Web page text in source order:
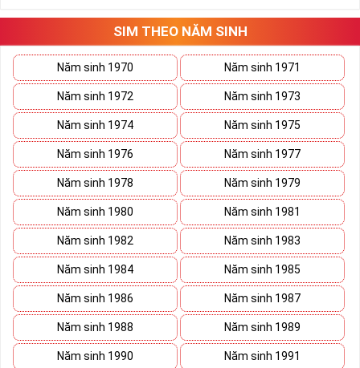
tứ 2 cùng xuất hiện trong một dãy số sim càng giúp cho ý nghĩa
sim tứ quýtăng lên gấp bội. Sở hữu sim Tứ Quý 2 giúp khích lệ tinh
thần người sở hữu là không sợ bất cứ điều gì mà hãy cứ làm thì
mọi điều tốt đẹp và may mắn ắt sẽ đến.
Lợi ích sim Tứ Quý 2 mang lại là gì?
SIM THEO NĂM SINH
Năm sinh 1970 Năm sinh 1971
Năm sinh 1972 Năm sinh 1973
Năm sinh 1974 Năm sinh 1975
Năm sinh 1976 Năm sinh 1977
Năm sinh 1978 Năm sinh 1979
Năm sinh 1980 Năm sinh 1981
Năm sinh 1982 Năm sinh 1983
Năm sinh 1984 Năm sinh 1985
Năm sinh 1986 Năm sinh 1987
Năm sinh 1988 Năm sinh 1989
Năm sinh 1990 Năm sinh 1991